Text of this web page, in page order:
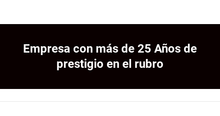
Empresa con más de 25 Años de
prestigio en el rubro